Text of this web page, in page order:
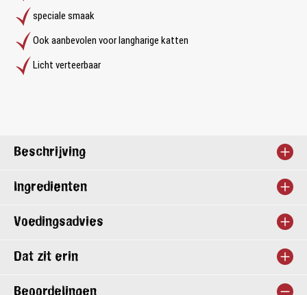
speciale smaak
Ook aanbevolen voor langharige katten
Licht verteerbaar
Beschrijving
Ingrediënten
Voedingsadvies
Dat zit erin
Beoordelingen